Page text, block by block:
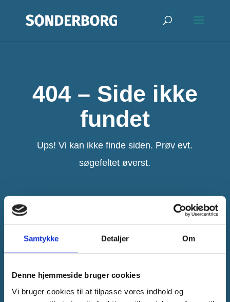
Samtykke Detaljer Om
Denne hjemmeside bruger cookies
Vi bruger cookies til at tilpasse vores indhold og
404 – Side ikke
fundet
Ups! Vi kan ikke finde siden. Prøv evt.
søgefeltet øverst.